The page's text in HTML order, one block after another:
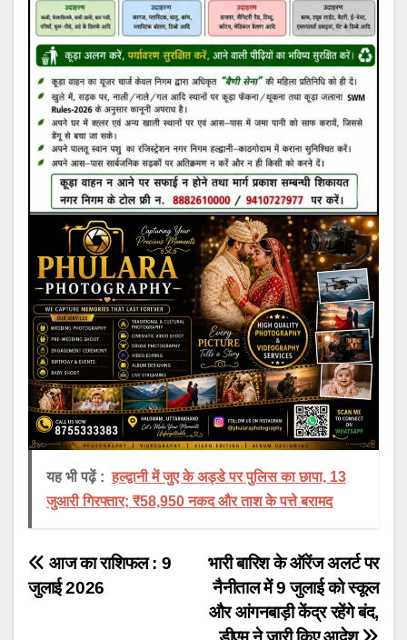
यह भी पढ़ें : हल्द्वानी में जुए के अड्डे पर पुलिस का छापा, 13
जुआरी गिरफ्तार; ₹58,950 नकद और ताश के पत्ते बरामद
Post
navigation
भारी बारिश के ऑरेंज अलर्ट पर
नैनीताल में 9 जुलाई को स्कूल
और आंगनबाड़ी केंद्र रहेंगे बंद,
आज का राशिफल : 9
जुलाई 2026